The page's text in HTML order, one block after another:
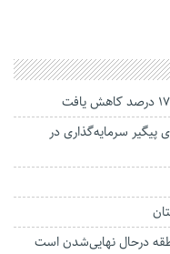
هلدینگ اقتصادی پیگیر سرمایه‌گذاری در
درحال نهایی‌شدن است